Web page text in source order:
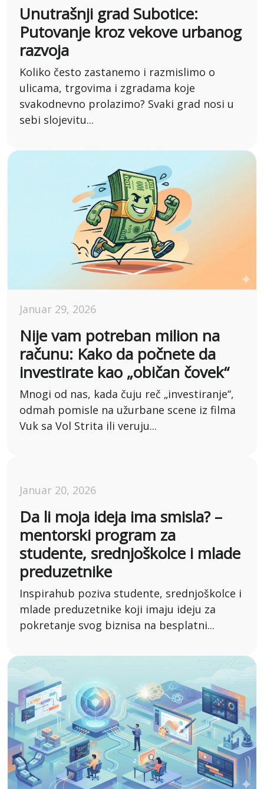
Unutrašnji grad Subotice:
Putovanje kroz vekove urbanog
razvoja
Koliko često zastanemo i razmislimo o
ulicama, trgovima i zgradama koje
svakodnevno prolazimo? Svaki grad nosi u
sebi slojevitu...
Januar 29, 2026
Nije vam potreban milion na
računu: Kako da počnete da
investirate kao „običan čovek“
Mnogi od nas, kada čuju reč „investiranje“,
odmah pomisle na užurbane scene iz filma
Vuk sa Vol Strita ili veruju...
Januar 20, 2026
Da li moja ideja ima smisla? –
mentorski program za
studente, srednjoškolce i mlade
preduzetnike
Inspirahub poziva studente, srednjoškolce i
mlade preduzetnike koji imaju ideju za
pokretanje svog biznisa na besplatni...